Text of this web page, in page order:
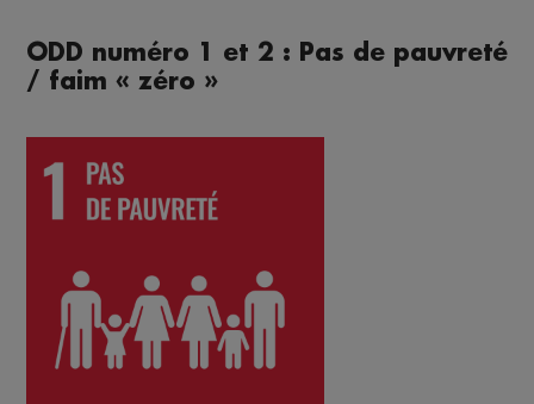
ODD numéro 1 et 2 : Pas de pauvreté
/ faim « zéro »